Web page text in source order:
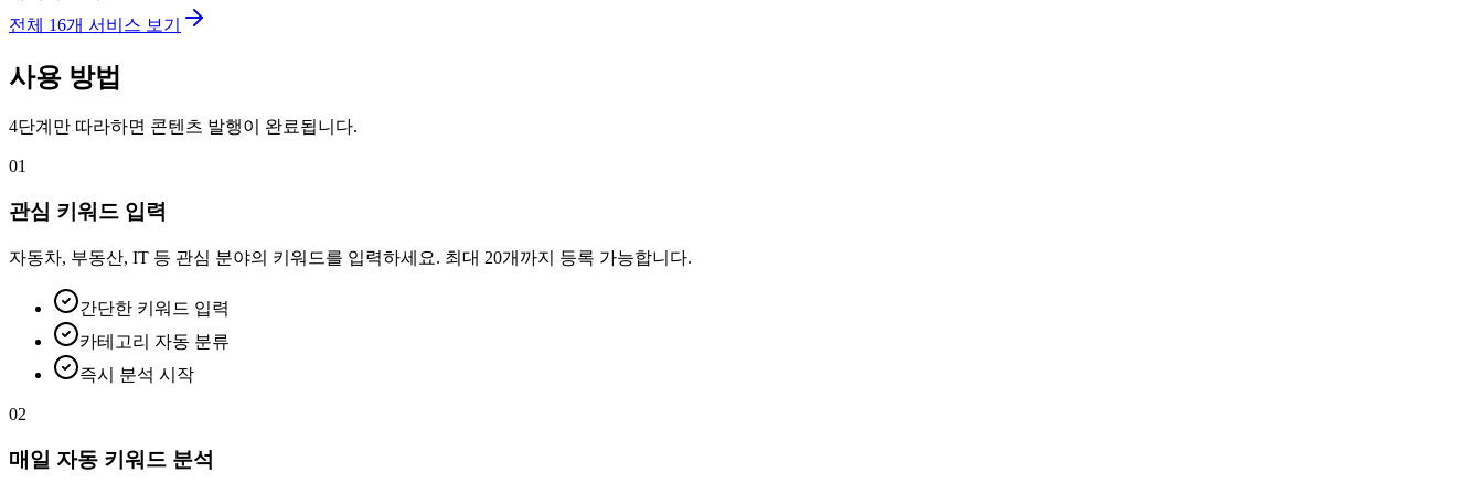
전체 16개 서비스 보기
사용 방법
4단계만 따라하면 콘텐츠 발행이 완료됩니다.
01
관심 키워드 입력
자동차, 부동산, IT 등 관심 분야의 키워드를 입력하세요. 최대 20개까지 등록 가능합니다.
간단한 키워드 입력
카테고리 자동 분류
즉시 분석 시작
02
매일 자동 키워드 분석